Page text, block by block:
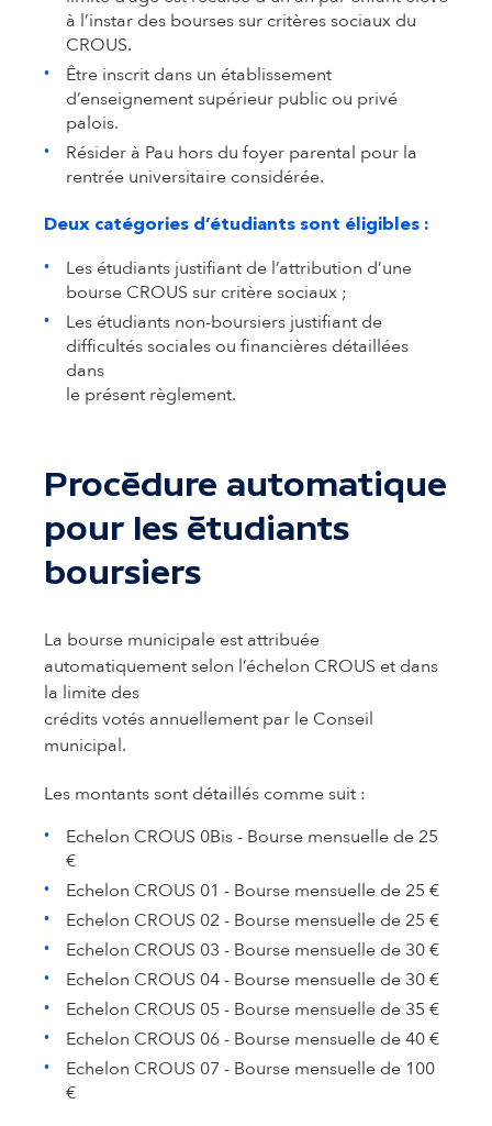
à l’instar des bourses sur critères sociaux du
CROUS.
Être inscrit dans un établissement
d’enseignement supérieur public ou privé
palois.
Résider à Pau hors du foyer parental pour la
rentrée universitaire considérée.
Deux catégories d’étudiants sont éligibles :
Les étudiants justifiant de l’attribution d’une
bourse CROUS sur critère sociaux ;
Les étudiants non-boursiers justifiant de
difficultés sociales ou financières détaillées
dans
le présent règlement.
Procédure automatique
pour les étudiants
boursiers
La bourse municipale est attribuée
automatiquement selon l’échelon CROUS et dans
la limite des
crédits votés annuellement par le Conseil
municipal.
Les montants sont détaillés comme suit :
Echelon CROUS 0Bis - Bourse mensuelle de 25
€
Echelon CROUS 01 - Bourse mensuelle de 25 €
Echelon CROUS 02 - Bourse mensuelle de 25 €
Echelon CROUS 03 - Bourse mensuelle de 30 €
Echelon CROUS 04 - Bourse mensuelle de 30 €
Echelon CROUS 05 - Bourse mensuelle de 35 €
Echelon CROUS 06 - Bourse mensuelle de 40 €
Echelon CROUS 07 - Bourse mensuelle de 100
€